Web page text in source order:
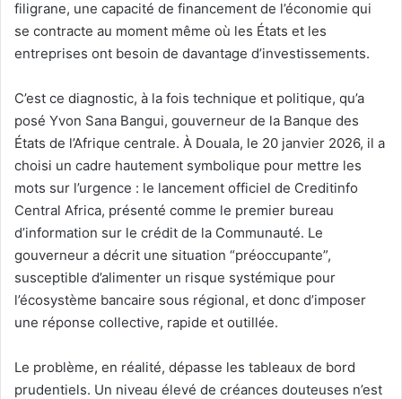
filigrane, une capacité de financement de l’économie qui
se contracte au moment même où les États et les
entreprises ont besoin de davantage d’investissements.
C’est ce diagnostic, à la fois technique et politique, qu’a
posé Yvon Sana Bangui, gouverneur de la Banque des
États de l’Afrique centrale. À Douala, le 20 janvier 2026, il a
choisi un cadre hautement symbolique pour mettre les
mots sur l’urgence : le lancement officiel de Creditinfo
Central Africa, présenté comme le premier bureau
d’information sur le crédit de la Communauté. Le
gouverneur a décrit une situation “préoccupante”,
susceptible d’alimenter un risque systémique pour
l’écosystème bancaire sous régional, et donc d’imposer
une réponse collective, rapide et outillée.
Le problème, en réalité, dépasse les tableaux de bord
prudentiels. Un niveau élevé de créances douteuses n’est